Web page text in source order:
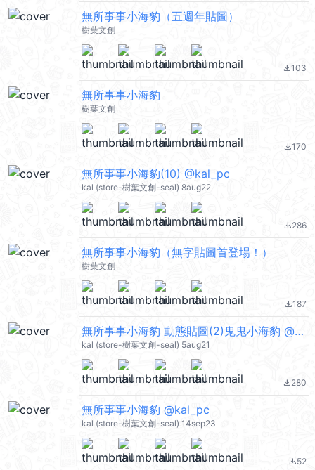
無所事事小海豹（五週年貼圖）
樹葉文創
file_download103
無所事事小海豹
樹葉文創
file_download170
無所事事小海豹(10) @kal_pc
kal (store-樹葉文創-seal) 8aug22
file_download286
無所事事小海豹（無字貼圖首登場！）
樹葉文創
file_download187
無所事事小海豹 動態貼圖(2)鬼鬼小海豹 @kal_pc
kal (store-樹葉文創-seal) 5aug21
file_download280
無所事事小海豹 @kal_pc
kal (store-樹葉文創-seal) 14sep23
file_download52